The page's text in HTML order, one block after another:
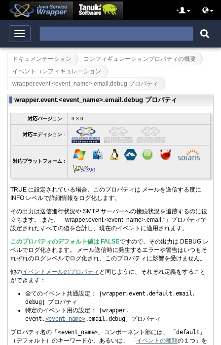
ドキュメンテーション
コンフィギュレーションプロパティの概要
イベントコンフィギュレーション
wrapper.event.<event_name>.email.debug プロパティ
wrapper.event.<event_name>.email.debug プロパティ
対応バージョン : 3.3.0
対応エディション :
対応プラットフォーム :
TRUE に設定されている場合、このプロパティは メールを送信する度に
INFO レベルで詳細情報をログ化します。
その出力は送信進行状況や SMTP サーバーへの接続状況を追跡するのに役
立ちます。 また、「wrapper.event.<event_name>.email.*」プロパティで
設定されたすべての値を合計し、現在のイベントに適用されます。
このプロパティのデフォルト値は FALSEですので、その出力は DEBUG レ
ベルでログ化されます。 メール送信時に発生するエラーや警告はいつもそ
れぞれのログレベルでログ化され、このプロパティに影響を受けません。
他のイベントメールのプロパティ と同じように、それぞれ定義をすること
ができます：
全てのイベント共通設定：［wrapper.event.default.email.
debug］プロパティ
特定のイベント用の設定：［wrapper.
event.<event_name>.email.debug］プロパティ
プロパティ名の「 <event_name> 」コンポーネント部には、 「 default 」
（デフォルト）のキーワードか、あるいは、 「 イベントの種類の１つ」を